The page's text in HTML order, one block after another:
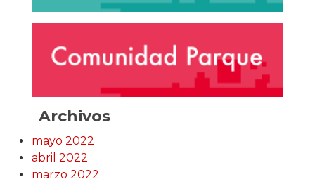
Archivos
mayo 2022
abril 2022
marzo 2022